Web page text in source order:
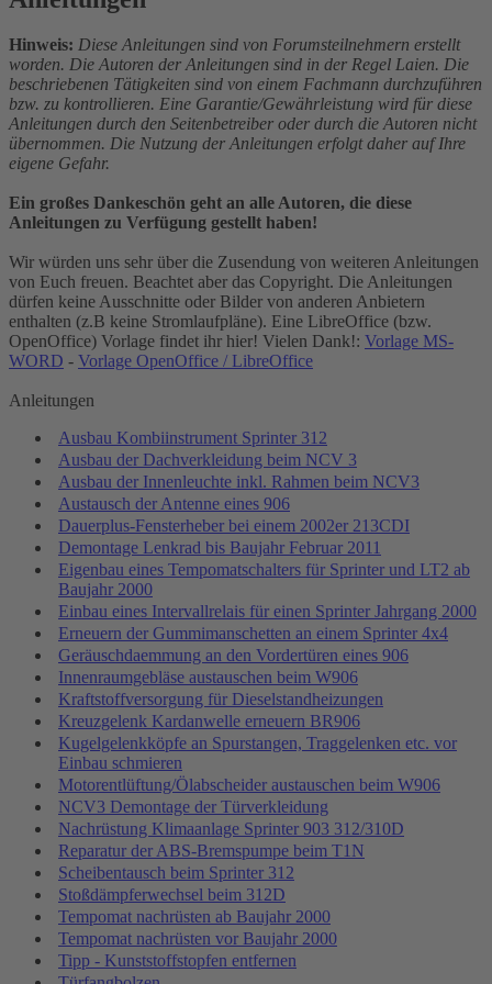
Hinweis: Diese Anleitungen sind von Forumsteilnehmern erstellt
worden. Die Autoren der Anleitungen sind in der Regel Laien. Die
beschriebenen Tätigkeiten sind von einem Fachmann durchzuführen
bzw. zu kontrollieren. Eine Garantie/Gewährleistung wird für diese
Anleitungen durch den Seitenbetreiber oder durch die Autoren nicht
übernommen. Die Nutzung der Anleitungen erfolgt daher auf Ihre
eigene Gefahr.
Ein großes Dankeschön geht an alle Autoren, die diese
Anleitungen zu Verfügung gestellt haben!
Wir würden uns sehr über die Zusendung von weiteren Anleitungen
von Euch freuen. Beachtet aber das Copyright. Die Anleitungen
dürfen keine Ausschnitte oder Bilder von anderen Anbietern
enthalten (z.B keine Stromlaufpläne). Eine LibreOffice (bzw.
OpenOffice) Vorlage findet ihr hier! Vielen Dank!: Vorlage MS-
WORD - Vorlage OpenOffice / LibreOffice
Anleitungen
Ausbau Kombiinstrument Sprinter 312
Ausbau der Dachverkleidung beim NCV 3
Ausbau der Innenleuchte inkl. Rahmen beim NCV3
Austausch der Antenne eines 906
Dauerplus-Fensterheber bei einem 2002er 213CDI
Demontage Lenkrad bis Baujahr Februar 2011
Eigenbau eines Tempomatschalters für Sprinter und LT2 ab
Baujahr 2000
Einbau eines Intervallrelais für einen Sprinter Jahrgang 2000
Erneuern der Gummimanschetten an einem Sprinter 4x4
Geräuschdaemmung an den Vordertüren eines 906
Innenraumgebläse austauschen beim W906
Kraftstoffversorgung für Dieselstandheizungen
Kreuzgelenk Kardanwelle erneuern BR906
Kugelgelenkköpfe an Spurstangen, Traggelenken etc. vor
Einbau schmieren
Motorentlüftung/Ölabscheider austauschen beim W906
NCV3 Demontage der Türverkleidung
Nachrüstung Klimaanlage Sprinter 903 312/310D
Reparatur der ABS-Bremspumpe beim T1N
Scheibentausch beim Sprinter 312
Stoßdämpferwechsel beim 312D
Tempomat nachrüsten ab Baujahr 2000
Tempomat nachrüsten vor Baujahr 2000
Tipp - Kunststoffstopfen entfernen